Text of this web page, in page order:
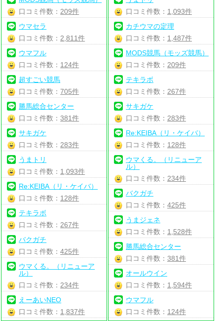
口コミ件数： 209件
ウマセラ
口コミ件数： 2,811件
ウマフル
口コミ件数： 124件
超すごい競馬
口コミ件数：705件
勝馬総合センター
口コミ件数：381件
サキガケ
口コミ件数： 283件
うまトリ
口コミ件数： 1,093件
Re:KEIBA（リ・ケイバ）
口コミ件数： 128件
テキラボ
口コミ件数： 267件
バクガチ
口コミ件数：425件
ウマくる。（リニューア
ル）
口コミ件数： 234件
えーあいNEO
口コミ件数： 1,837件
口コミ件数： 1,093件
カチウマの定理
口コミ件数： 1,487件
MODS競馬（モッズ競馬）
口コミ件数： 209件
テキラボ
口コミ件数： 267件
サキガケ
口コミ件数： 283件
Re:KEIBA（リ・ケイバ）
口コミ件数： 128件
ウマくる。（リニューア
ル）
口コミ件数： 234件
バクガチ
口コミ件数： 425件
うまジェネ
口コミ件数： 1,528件
勝馬総合センター
口コミ件数： 381件
オールウイン
口コミ件数： 1,594件
ウマフル
口コミ件数： 124件